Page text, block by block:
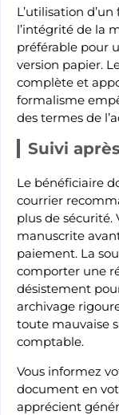
L’utilisation
l’intégrité de la
préférable pour
version papier.
complète et
formalisme
des termes de
Suivi
Le bénéficiaire
courrier
plus de sécurité.
manuscrite
paiement. La
comporter une
désistement
archivage
toute mauvaise
comptable.
Vous informez
document en
apprécient